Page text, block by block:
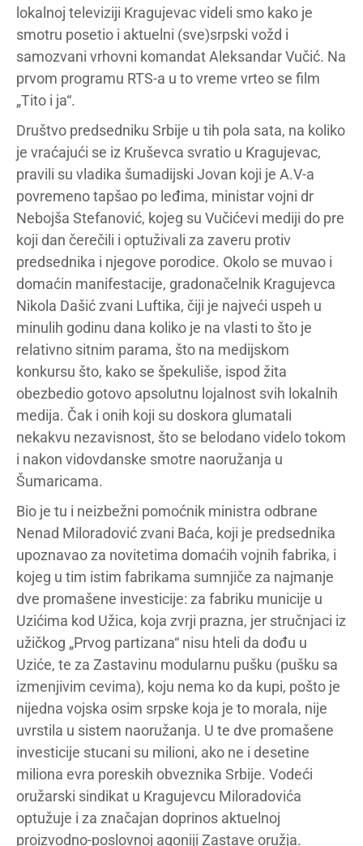
lokalnoj televiziji Kragujevac videli smo kako je
smotru posetio i aktuelni (sve)srpski vožd i
samozvani vrhovni komandat Aleksandar Vučić. Na
prvom programu RTS-a u to vreme vrteo se film
„Tito i ja“.
Društvo predsedniku Srbije u tih pola sata, na koliko
je vraćajući se iz Kruševca svratio u Kragujevac,
pravili su vladika šumadijski Jovan koji je A.V-a
povremeno tapšao po leđima, ministar vojni dr
Nebojša Stefanović, kojeg su Vučićevi mediji do pre
koji dan čerečili i optuživali za zaveru protiv
predsednika i njegove porodice. Okolo se muvao i
domaćin manifestacije, gradonačelnik Kragujevca
Nikola Dašić zvani Luftika, čiji je najveći uspeh u
minulih godinu dana koliko je na vlasti to što je
relativno sitnim parama, što na medijskom
konkursu što, kako se špekuliše, ispod žita
obezbedio gotovo apsolutnu lojalnost svih lokalnih
medija. Čak i onih koji su doskora glumatali
nekakvu nezavisnost, što se belodano videlo tokom
i nakon vidovdanske smotre naoružanja u
Šumaricama.
Bio je tu i neizbežni pomoćnik ministra odbrane
Nenad Miloradović zvani Baća, koji je predsednika
upoznavao za novitetima domaćih vojnih fabrika, i
kojeg u tim istim fabrikama sumnjiče za najmanje
dve promašene investicije: za fabriku municije u
Uzićima kod Užica, koja zvrji prazna, jer stručnjaci iz
užičkog „Prvog partizana“ nisu hteli da dođu u
Uziće, te za Zastavinu modularnu pušku (pušku sa
izmenjivim cevima), koju nema ko da kupi, pošto je
nijedna vojska osim srpske koja je to morala, nije
uvrstila u sistem naoružanja. U te dve promašene
investicije stucani su milioni, ako ne i desetine
miliona evra poreskih obveznika Srbije. Vodeći
oružarski sindikat u Kragujevcu Miloradovića
optužuje i za značajan doprinos aktuelnoj
proizvodno-poslovnoj agoniji Zastave oružja.